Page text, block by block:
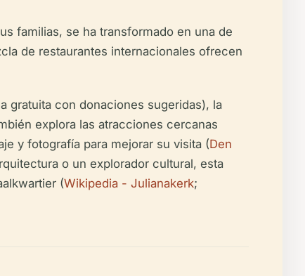
familias, se ha transformado en una de
de restaurantes internacionales ofrecen
gratuita con donaciones sugeridas), la
explora las atracciones cercanas
y fotografía para mejorar su visita (Den
o un explorador cultural, esta
(Wikipedia - Julianakerk;